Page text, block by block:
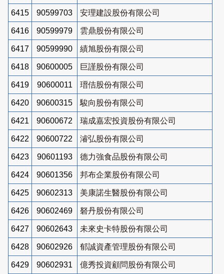
6415 90599703 安理建設股份有限公司
6416 90599979 雲鼎股份有限公司
6417 90599990 績旭股份有限公司
6418 90600005 巨謹股份有限公司
6419 90600011 瑨佶股份有限公司
6420 90600315 駿向股份有限公司
6421 90600672 瑞成嘉宏投資股份有限公司
6422 90600722 濬弘股份有限公司
6423 90601193 德力強食品股份有限公司
6424 90601356 邦布企業股份有限公司
6425 90602313 美康諾生醫股份有限公司
6426 90602469 砮丹股份有限公司
6427 90602643 未來史卡特股份有限公司
6428 90602926 郁誠資產管理股份有限公司
6429 90602931 億秀投資顧問股份有限公司